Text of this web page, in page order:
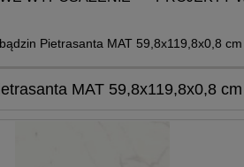
Pietrasanta MAT 59,8x119,8x0,8 cm
MAT 59,8x119,8x0,8 cm